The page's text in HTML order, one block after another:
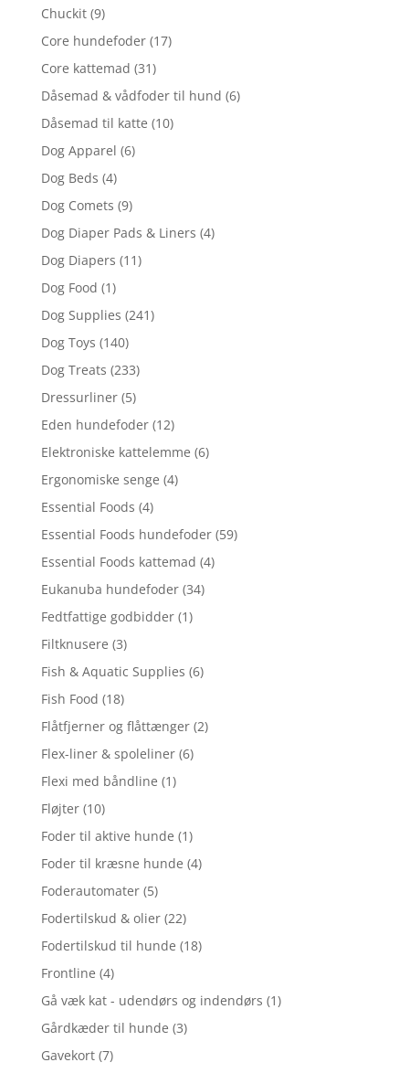
Chuckit (9)
Core hundefoder (17)
Core kattemad (31)
Dåsemad & vådfoder til hund (6)
Dåsemad til katte (10)
Dog Apparel (6)
Dog Beds (4)
Dog Comets (9)
Dog Diaper Pads & Liners (4)
Dog Diapers (11)
Dog Food (1)
Dog Supplies (241)
Dog Toys (140)
Dog Treats (233)
Dressurliner (5)
Eden hundefoder (12)
Elektroniske kattelemme (6)
Ergonomiske senge (4)
Essential Foods (4)
Essential Foods hundefoder (59)
Essential Foods kattemad (4)
Eukanuba hundefoder (34)
Fedtfattige godbidder (1)
Filtknusere (3)
Fish & Aquatic Supplies (6)
Fish Food (18)
Flåtfjerner og flåttænger (2)
Flex-liner & spoleliner (6)
Flexi med båndline (1)
Fløjter (10)
Foder til aktive hunde (1)
Foder til kræsne hunde (4)
Foderautomater (5)
Fodertilskud & olier (22)
Fodertilskud til hunde (18)
Frontline (4)
Gå væk kat - udendørs og indendørs (1)
Gårdkæder til hunde (3)
Gavekort (7)